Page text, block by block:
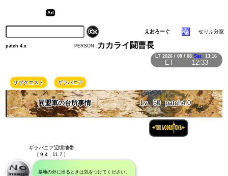
LT 2026 / 08 / 08 Sat. 13:16
ET 12:33
えおろーぐ せりふ分室
PERSON : カカライ闘曹長
patch 4.x
サブクエスト ギラバニア
同盟軍の台所事情 Lv 60 patch4.0
ギラバニア辺境地帯
[ 9.4 , 11.7 ]
基地の外に出るときは気をつけてください。